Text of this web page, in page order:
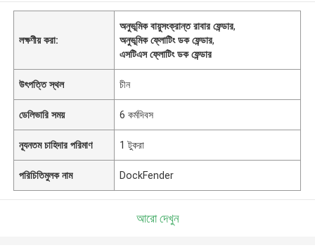
লক্ষণীয় করা:
অনুভূমিক বায়ুসংক্রান্ত রাবার ফেন্ডার,
অনুভূমিক ফ্লোটিং ডক ফেন্ডার,
এসটিএস ফ্লোটিং ডক ফেন্ডার
উৎপত্তি স্থল চীন
ডেলিভারি সময় 6 কর্মদিবস
ন্যূনতম চাহিদার পরিমাণ 1 টুকরা
পরিচিতিমুলক নাম DockFender
আরো দেখুন